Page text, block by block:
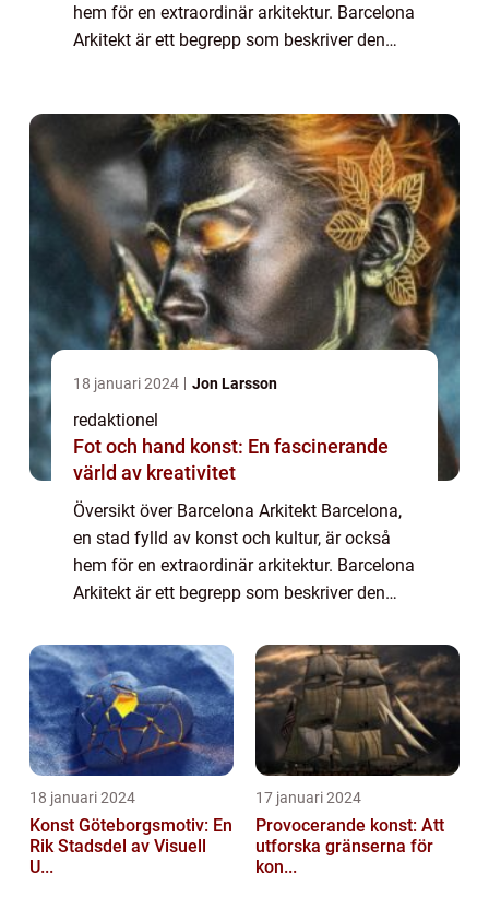
hem för en extraordinär arkitektur. Barcelona
Arkitekt är ett begrepp som beskriver den
18 januari 2024 Jon Larsson
redaktionel
Fot och hand konst: En fascinerande
värld av kreativitet
Översikt över Barcelona Arkitekt Barcelona,
en stad fylld av konst och kultur, är också
hem för en extraordinär arkitektur. Barcelona
Arkitekt är ett begrepp som beskriver den
stadens byggnader. Från modernist...
18 januari 2024
Konst Göteborgsmotiv: En
Rik Stadsdel av Visuell
U...
17 januari 2024
Provocerande konst: Att
utforska gränserna för
kon...